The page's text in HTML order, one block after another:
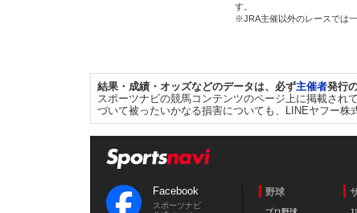
す。
※JRA主催以外のレースでは
結果・成績・オッズなどのデータは、必ず主催者発行
スポーツナビの競馬コンテンツのページ上に掲載され
づいて被ったいかなる損害についても、LINEヤフー株
Facebook
スポーツナビ
野球